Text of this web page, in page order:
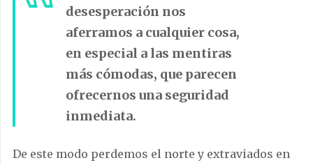
desesperación nos
aferramos a cualquier cosa,
en especial a las mentiras
más cómodas, que parecen
ofrecernos una seguridad
inmediata.
De este modo perdemos el norte y extraviados en